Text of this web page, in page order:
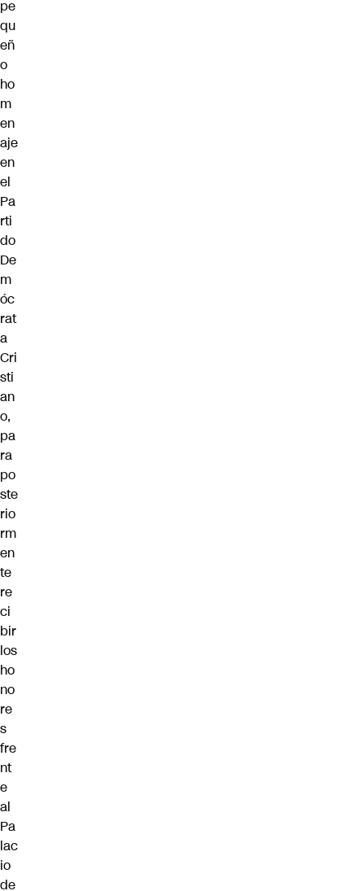
pe
qu
eñ
o
ho
m
en
aje
en
el
Pa
rti
do
De
m
óc
rat
a
Cri
sti
an
o,
pa
ra
po
ste
rio
rm
en
te
re
ci
bir
los
ho
no
re
s
fre
nt
e
al
Pa
lac
io
de